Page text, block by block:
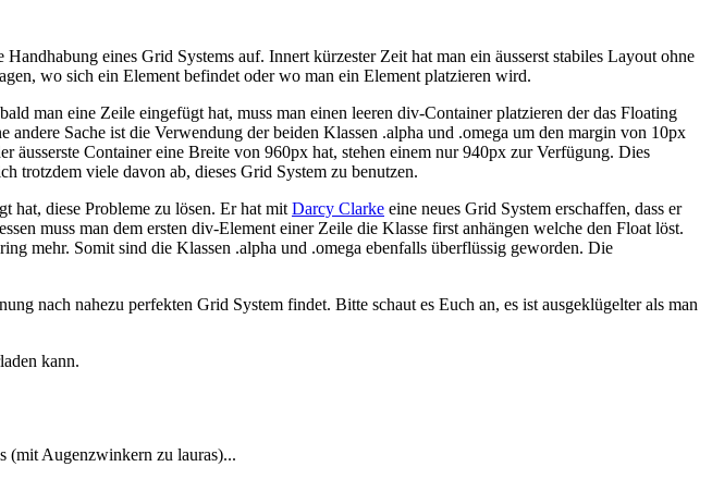
eines Grid Systems auf. Innert kürzester Zeit hat man ein äusserst stabiles Layout ohne
wo sich ein Element befindet oder wo man ein Element platzieren wird.
man eine Zeile eingefügt hat, muss man einen leeren div-Container platzieren der das Floating
Sache ist die Verwendung der beiden Klassen .alpha und .omega um den margin von 10px
äusserste Container eine Breite von 960px hat, stehen einem nur 940px zur Verfügung. Dies
trotzdem viele davon ab, dieses Grid System zu benutzen.
hat, diese Probleme zu lösen. Er hat mit Darcy Clarke eine neues Grid System erschaffen, dass er
muss man dem ersten div-Element einer Zeile die Klasse first anhängen welche den Float löst.
mehr. Somit sind die Klassen .alpha und .omega ebenfalls überflüssig geworden. Die
nach nahezu perfekten Grid System findet. Bitte schaut es Euch an, es ist ausgeklügelter als man
kann.
(mit Augenzwinkern zu lauras)...